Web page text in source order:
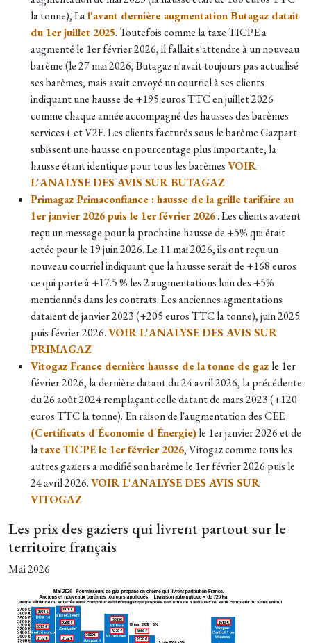
la tonne), Lal'avant dernière augmentation Butagaz datait
du 1er juillet 2025. Toutefois comme la taxe TICPE a
augmenté le 1er février 2026, il fallait s'attendre à un nouveau
barème (le 27 mai 2026, Butagaz n'avait toujours pas actualisé
ses barèmes, mais avait envoyé un courriel à ses clients
indiquant une hausse de +195 euros TTC en juillet 2026
comme chaque année accompagné des hausses des barèmes
services+ et V2F. Les clients facturés sous le barème Gazpart
subissent une hausse en pourcentage plus importante, la
hausse étant identique pour tous les barèmesVOIR
L'ANALYSE DES AVIS SUR BUTAGAZ
Primagaz Primaconfiance : hausse de la grille tarifaire au
1er janvier 2026 puis le 1er février 2026. Les clients avaient
reçu un message pour la prochaine hausse de +5% qui était
actée pour le 19 juin 2026. Le 11 mai 2026, ils ont reçu un
nouveau courriel indiquant que la hausse serait de +168 euros
ce qui porte à +17.5 % les 2 augmentations loin des +5%
mentionnés dans les contrats. Les anciennes agmentations
dataient de janvier 2023(+205 euros TTC la tonne), juin 2025
puis février 2026.VOIR L'ANALYSE DES AVIS SUR
PRIMAGAZ
Vitogaz France dernière hausse de la tonne de gaz le 1er
février 2026, la dernière datant du 24 avril 2026, la précédente
du 26 août 2024 remplaçant celle datant de mars 2023 (+120
euros TTC la tonne). En raison de l'augmentation des CEE
(Certificats d'Économie d'Énergie)le 1er janvier 2026 et de
lataxe TICPE le 1er février 2026, Vitogaz comme tous les
autres gaziers a modifié son barème le 1er février 2026 puis le
24 avril 2026.VOIR L'ANALYSE DES AVIS SUR
VITOGAZ
Les prix des gaziers qui livrent partout sur le
territoire français
Mai 2026